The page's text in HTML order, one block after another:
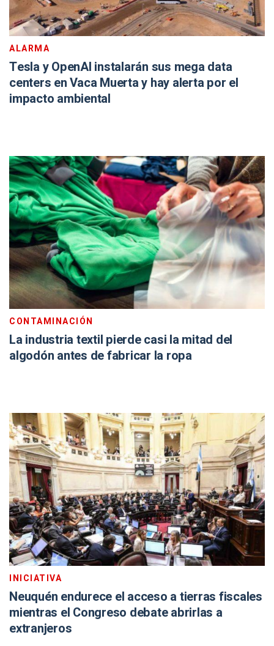
ALARMA
Tesla y OpenAI instalarán sus mega data
centers en Vaca Muerta y hay alerta por el
impacto ambiental
CONTAMINACIÓN
La industria textil pierde casi la mitad del
algodón antes de fabricar la ropa
INICIATIVA
Neuquén endurece el acceso a tierras fiscales
mientras el Congreso debate abrirlas a
extranjeros